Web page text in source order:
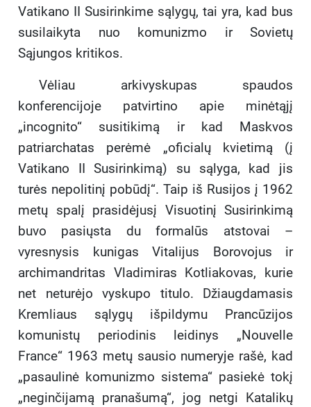
Vatikano II Susirinkime sąlygų, tai yra, kad bus
susilaikyta nuo komunizmo ir Sovietų
Sąjungos kritikos.
Vėliau arkivyskupas spaudos
konferencijoje patvirtino apie minėtąjį
„incognito“ susitikimą ir kad Maskvos
patriarchatas perėmė „oficialų kvietimą (į
Vatikano II Susirinkimą) su sąlyga, kad jis
turės nepolitinį pobūdį“. Taip iš Rusijos į 1962
metų spalį prasidėjusį Visuotinį Susirinkimą
buvo pasiųsta du formalūs atstovai –
vyresnysis kunigas Vitalijus Borovojus ir
archimandritas Vladimiras Kotliakovas, kurie
net neturėjo vyskupo titulo. Džiaugdamasis
Kremliaus sąlygų išpildymu Prancūzijos
komunistų periodinis leidinys „Nouvelle
France“ 1963 metų sausio numeryje rašė, kad
„pasaulinė komunizmo sistema“ pasiekė tokį
„neginčijamą pranašumą“, jog netgi Katalikų